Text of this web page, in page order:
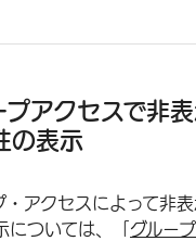
プアクセスで非
の表示
・アクセスによって非
については、「 グルー